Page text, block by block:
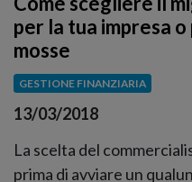
per la tua impresa
mosse
GESTIONE FINANZIARIA
13/03/2018
La scelta del
prima di avviare un